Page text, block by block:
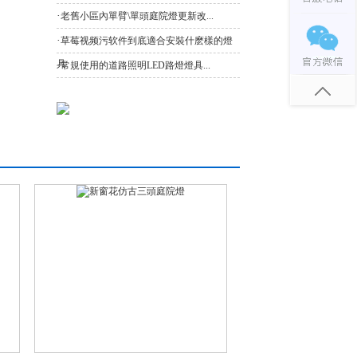
·老舊小區內單臂\單頭庭院燈更新改...
·草莓视频污软件到底適合安裝什麽樣的燈
具
·常規使用的道路照明LED路燈燈具...